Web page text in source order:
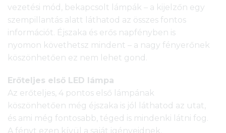
vezetési mód, bekapcsolt lámpák – a kijelzőn egy
szempillantás alatt láthatod az összes fontos
információt. Éjszaka és erős napfényben is
nyomon követhetsz mindent – a nagy fényerőnek
köszönhetően ez nem lehet gond.
Erőteljes első LED lámpa
Az erőteljes, 4 pontos első lámpának
köszönhetően még éjszaka is jól láthatod az utat,
és ami még fontosabb, téged is mindenki látni fog.
A fényt ezen kívül a saját igényeidnek,